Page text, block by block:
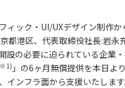
ィック・UI/UXデザイン制作
都港区、代表取締役社長:岩永
設の必要に迫られている企
」の6ヶ月無償提供を本日よ
ンフラ面から支援いたします